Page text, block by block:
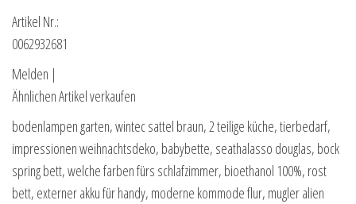
Artikel Nr.:
0062932681
Melden |
Ähnlichen Artikel verkaufen
bodenlampen garten, wintec sattel braun, 2 teilige küche, tierbedarf,
impressionen weihnachtsdeko, babybette, seathalasso douglas, bock
spring bett, welche farben fürs schlafzimmer, bioethanol 100%, rost
bett, externer akku für handy, moderne kommode flur, mugler alien